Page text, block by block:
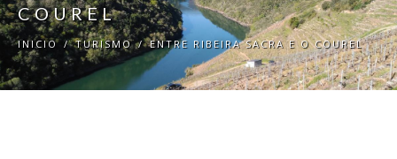
COUREL
INICIO / TURISMO / ENTRE RIBEIRA SACRA E O COUREL